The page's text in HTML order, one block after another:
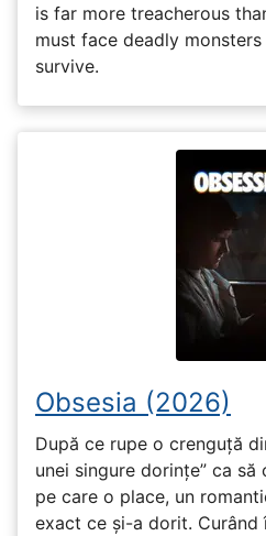
is far more treacherous
must face deadly
survive.
Obsesia (2026)
După ce rupe o crenguță
unei singure dorințe” ca
pe care o place, un
exact ce și-a dorit. Curând